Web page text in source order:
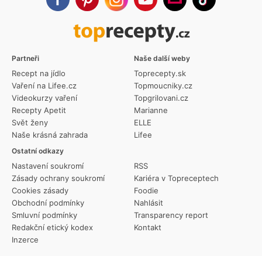
Partneři
Recept na jídlo
Vaření na Lifee.cz
Videokurzy vaření
Recepty Apetit
Svět ženy
Naše krásná zahrada
Ostatní odkazy
Nastavení soukromí
Zásady ochrany soukromí
Cookies zásady
Obchodní podmínky
Smluvní podmínky
Redakční etický kodex
Inzerce
RSS
Kariéra v Topreceptech
Foodie
Nahlásit
Transparency report
Kontakt
Naše další weby
Toprecepty.sk
Topmoucniky.cz
Topgrilovani.cz
Marianne
ELLE
Lifee